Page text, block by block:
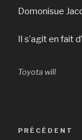
Domonisue
Il s’agit en fait
Toyota will
Navigation
Article
PRÉCÉDENT